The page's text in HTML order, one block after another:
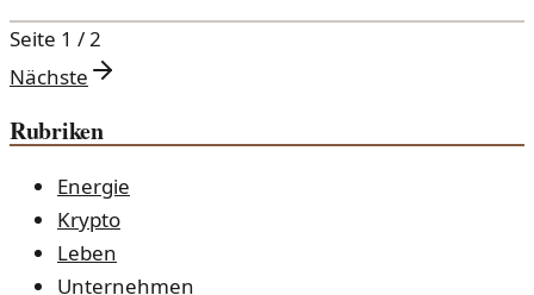
historische Stätte in einen modernen Treffpunkt
verwandelt.
Seite 1 /2
Nächste
Rubriken
Energie
Krypto
Leben
Unternehmen